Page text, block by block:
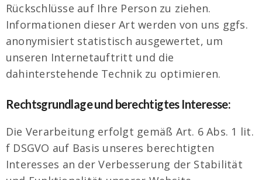
Rückschlüsse auf Ihre Person zu ziehen.
Informationen dieser Art werden von uns ggfs.
anonymisiert statistisch ausgewertet, um
unseren Internetauftritt und die
dahinterstehende Technik zu optimieren.
Rechtsgrundlage und berechtigtes Interesse:
Die Verarbeitung erfolgt gemäß Art. 6 Abs. 1 lit.
f DSGVO auf Basis unseres berechtigten
Interesses an der Verbesserung der Stabilität